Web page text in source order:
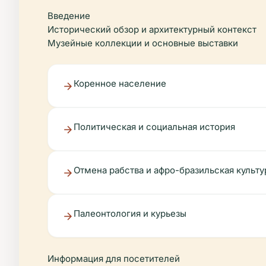
Введение
Исторический обзор и архитектурный контекст
Музейные коллекции и основные выставки
Коренное население
Политическая и социальная история
Отмена рабства и афро-бразильская
Палеонтология и курьезы
Информация для посетителей